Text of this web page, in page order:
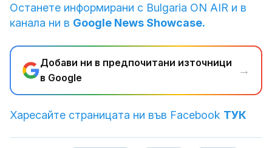
Останете информирани с Bulgaria ON AIR и в
канала ни в Google News Showcase.
Добави ни в предпочитани източници
в Google
→
Харесайте страницата ни във Facebook ТУК